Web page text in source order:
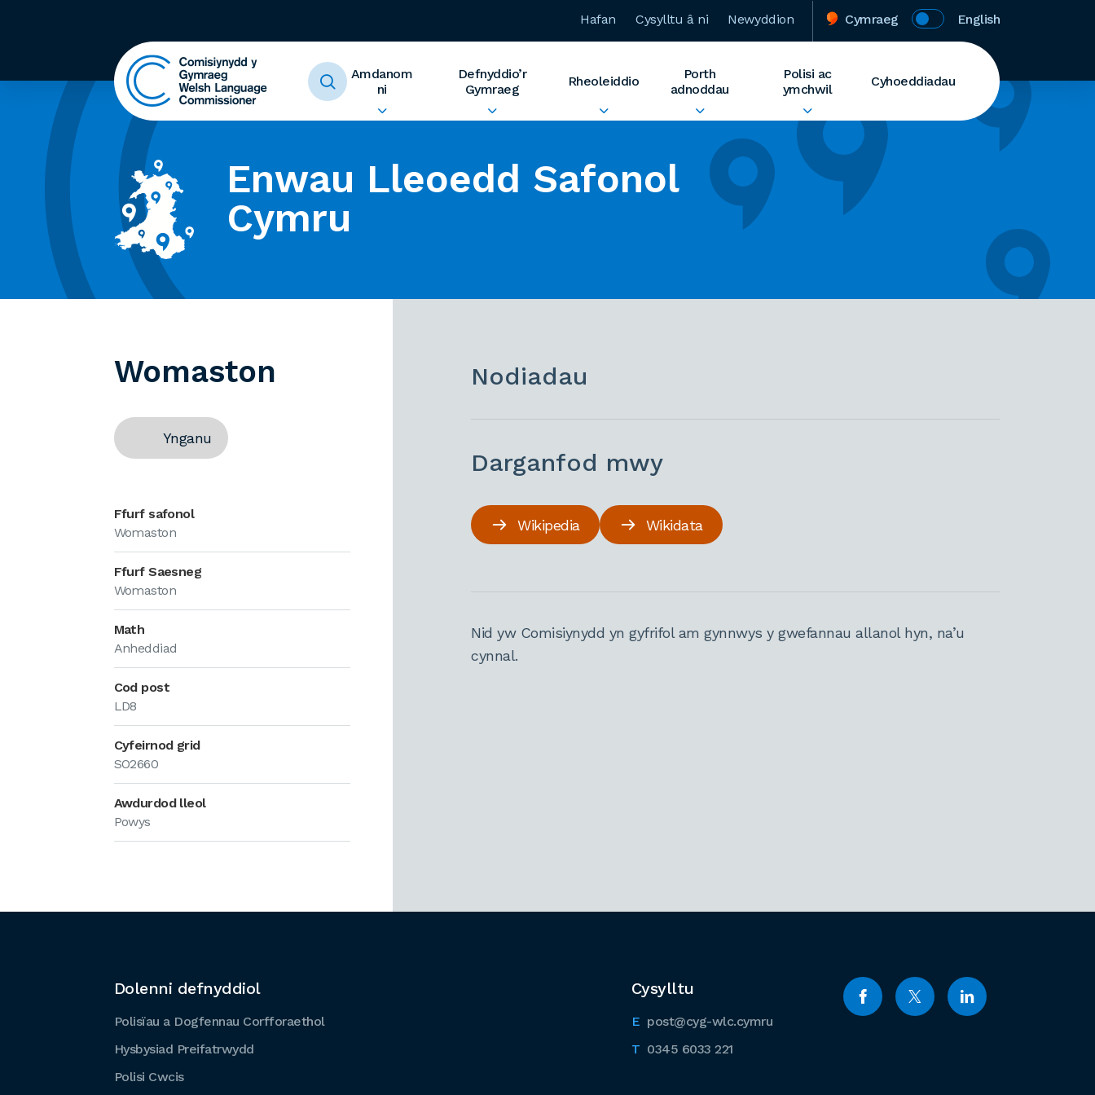
Hafan Cysylltu â ni Newyddion Cymraeg English
Amdanom
ni
Defnyddio’r
Gymraeg
Rheoleiddio
Porth
adnoddau
Polisi ac
ymchwil
Cyhoeddiadau
Enwau Lleoedd Safonol
Cymru
Womaston
Ynganu
Ffurf safonol
Womaston
Ffurf Saesneg
Womaston
Math
Anheddiad
Cod post
LD8
Cyfeirnod grid
SO2660
Awdurdod lleol
Powys
Nodiadau
Darganfod mwy
Wikipedia Wikidata
Nid yw Comisiynydd yn gyfrifol am gynnwys y gwefannau allanol hyn, na’u
cynnal.
Cysylltu
post@cyg-wlc.cymru
0345 6033 221
Dolenni defnyddiol
Polisïau a Dogfennau Corfforaethol
Hysbysiad Preifatrwydd
Polisi Cwcis